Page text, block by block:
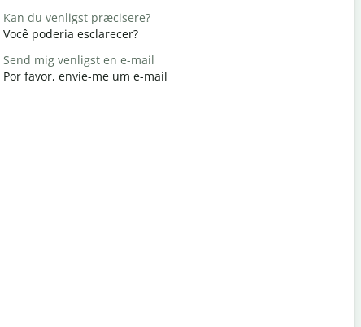
Kan du venligst præcisere?
Você poderia esclarecer?
Send mig venligst en e-mail
Por favor, envie-me um e-mail